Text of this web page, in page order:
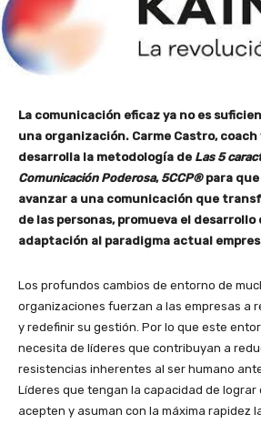
La comunicación eficaz ya no es
una organización. Carme Castro, coach
desarrolla la metodología de Las 5
Comunicación Poderosa, 5CCP® para
avanzar a una comunicación que
de las personas, promueva el
adaptación al paradigma actual
Los profundos cambios de entorno de
organizaciones fuerzan a las empresas a
y redefinir su gestión. Por lo que este
necesita de líderes que contribuyan a
resistencias inherentes al ser humano
Líderes que tengan la capacidad de lograr
acepten y asuman con la máxima rapidez